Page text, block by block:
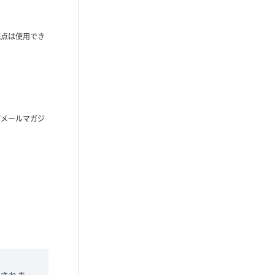
は使用でき
ールマガジ